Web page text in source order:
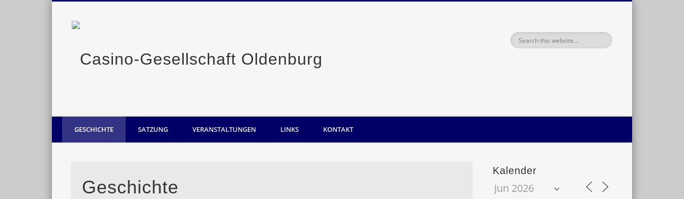
Casino-Gesellschaft Oldenburg
GESCHICHTE SATZUNG VERANSTALTUNGEN LINKS KONTAKT
Geschichte
Kalender